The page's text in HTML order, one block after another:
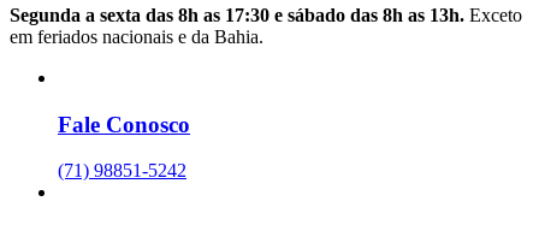
Segunda a sexta das 8h as 17:30 e sábado das 8h as 13h. Exceto
em feriados nacionais e da Bahia.
Fale Conosco
(71) 98851-5242